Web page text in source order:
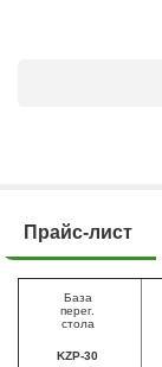
Прайс-лист
База
перег.
стола
KZP-30